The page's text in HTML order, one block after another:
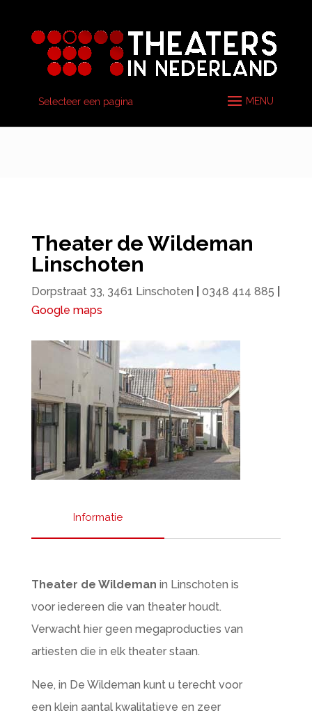
Selecteer een pagina
Theater de Wildeman
Linschoten
Dorpstraat 33, 3461 Linschoten 0348 414 885
Google maps
Informatie
Theater de Wildeman in Linschoten is
voor iedereen die van theater houdt.
Verwacht hier geen megaproducties van
artiesten die in elk theater staan.
Nee, in De Wildeman kunt u terecht voor
een klein aantal kwalitatieve en zeer